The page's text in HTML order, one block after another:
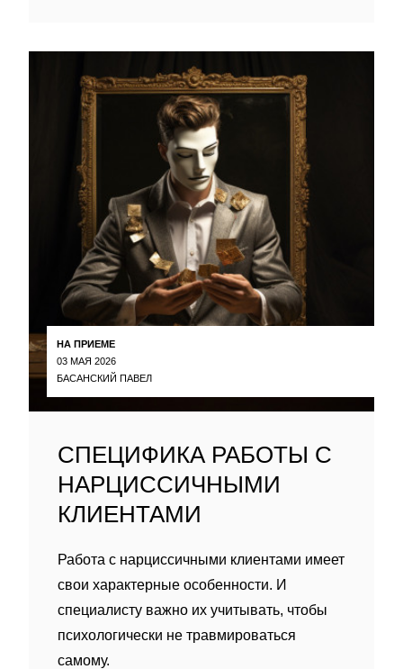
НА ПРИЕМЕ
03 МАЯ 2026
БАСАНСКИЙ ПАВЕЛ
СПЕЦИФИКА РАБОТЫ С
НАРЦИССИЧНЫМИ
КЛИЕНТАМИ
Работа с нарциссичными клиентами имеет
свои характерные особенности. И
специалисту важно их учитывать, чтобы
психологически не травмироваться
самому.